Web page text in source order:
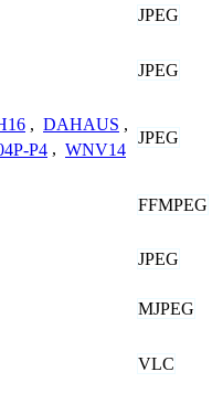
JPEG
JPEG
, DAHAUS ,
P4 , WNV14
JPEG
FFMPEG
JPEG
MJPEG
VLC